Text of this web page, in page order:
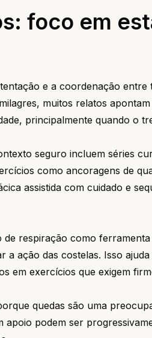
foco em
e a coordenação
muitos relatos
principalmente quando o
seguro incluem séries
como ancoragens de
assistida com cuidado e
respiração como
ação das costelas. Isso
em exercícios que exigem
quedas são uma
podem ser